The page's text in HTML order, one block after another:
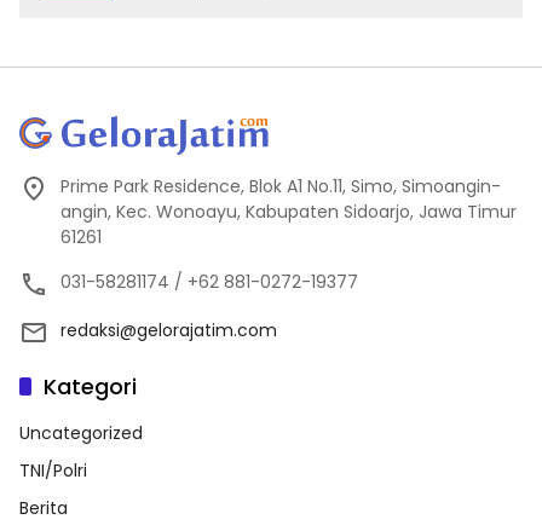
Prime Park Residence, Blok A1 No.11, Simo, Simoangin-
angin, Kec. Wonoayu, Kabupaten Sidoarjo, Jawa Timur
61261
031-58281174 / +62 881-0272-19377
redaksi@gelorajatim.com
Kategori
Uncategorized
TNI/Polri
Berita